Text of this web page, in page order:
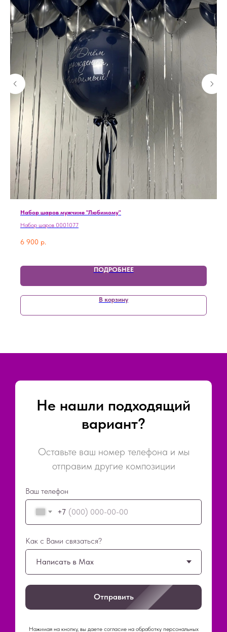
Набор шаров мужчине "Любимому"
Набор шаров 0001077
6 900 р.
ПОДРОБНЕЕ
В корзину
Не нашли подходящий
вариант?
Оставьте ваш номер телефона и мы
отправим другие композиции
Ваш телефон
+7
Как с Вами связаться?
Отправить
Нажимая на кнопку, вы даете согласие на обработку персональных